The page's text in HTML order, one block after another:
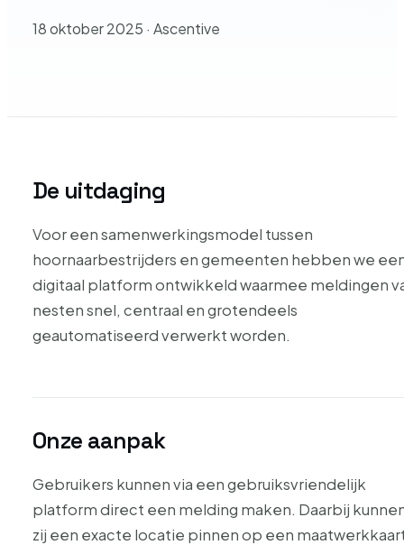
18 oktober 2025 · Ascentive
De uitdaging
Voor een samenwerkingsmodel tussen
hoornaarbestrijders en gemeenten hebben we
digitaal platform ontwikkeld waarmee meldingen
nesten snel, centraal en grotendeels
geautomatiseerd verwerkt worden.
Onze aanpak
Gebruikers kunnen via een gebruiksvriendelijk
platform direct een melding maken. Daarbij
zij een exacte locatie pinnen op een